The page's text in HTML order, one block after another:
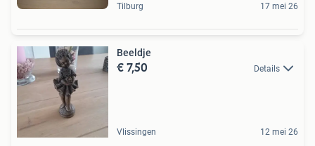
Tilburg 17 mei 26
Beeldje
€ 7,50 Details
Vlissingen 12 mei 26